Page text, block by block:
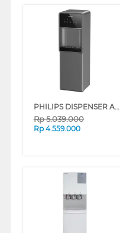
PHILIPS DISPENSER AIR BERDIRI STANDING DISPENSER ADD4981GYAC/70
Rp5.039.000
Rp 4.559.000